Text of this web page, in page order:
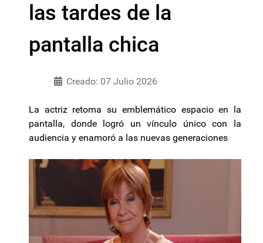
las tardes de la
pantalla chica
Creado: 07 Julio 2026
La actriz retoma su emblemático espacio en la
pantalla, donde logró un vínculo único con la
audiencia y enamoró a las nuevas generaciones